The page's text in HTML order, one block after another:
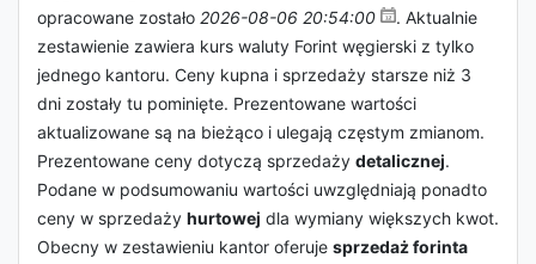
opracowane zostało 2026-08-06 20:54:00
. Aktualnie
zestawienie zawiera kurs waluty Forint węgierski z tylko
jednego kantoru. Ceny kupna i sprzedaży starsze niż 3
dni zostały tu pominięte. Prezentowane wartości
aktualizowane są na bieżąco i ulegają częstym zmianom.
Prezentowane ceny dotyczą sprzedaży detalicznej.
Podane w podsumowaniu wartości uwzględniają ponadto
ceny w sprzedaży hurtowej dla wymiany większych kwot.
Obecny w zestawieniu kantor oferuje sprzedaż forinta